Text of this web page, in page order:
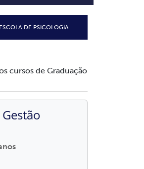
ESCOLA DE PSICOLOGIA
cursos de Graduação